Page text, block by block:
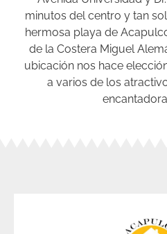
minutos del centro y tan
hermosa playa de
de la Costera Miguel
ubicación nos hace
a varios de los